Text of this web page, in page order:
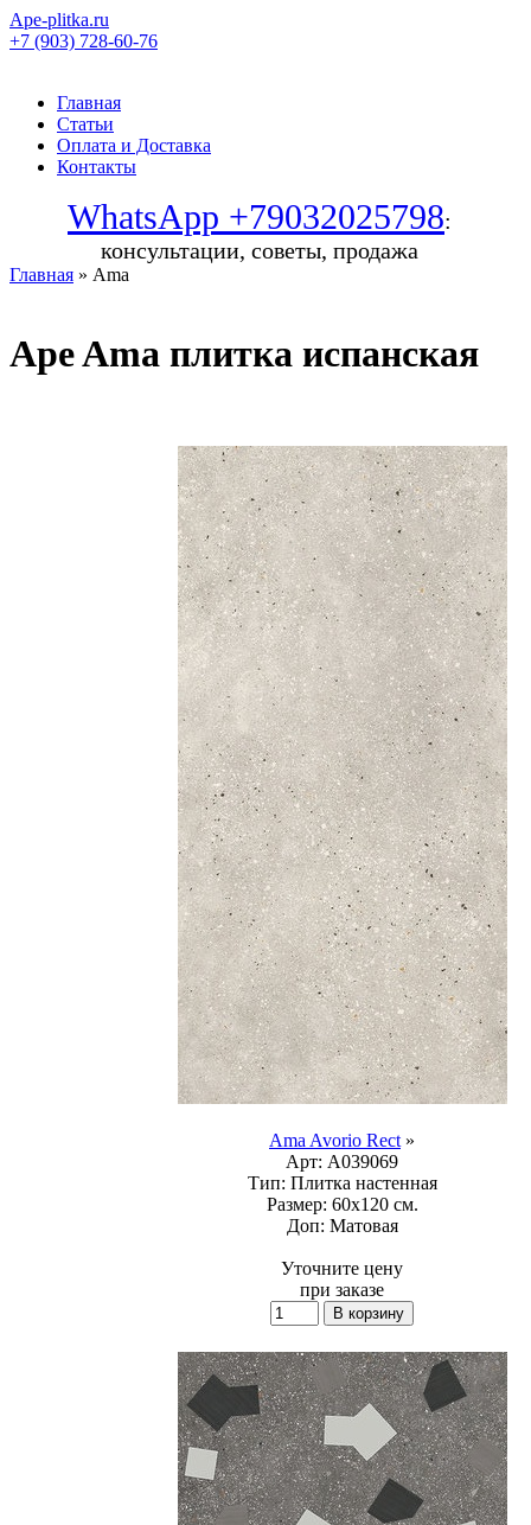
Ape-plitka.ru
+7 (903) 728-60-76
Главная
Статьи
Оплата и Доставка
Контакты
WhatsApp +79032025798:
консультации, советы, продажа
Главная » Ama
Ape Ama плитка испанская
Ama Avorio Rect »
Арт: A039069
Тип: Плитка настенная
Размер: 60x120 см.
Доп: Матовая
Уточните цену
при заказе